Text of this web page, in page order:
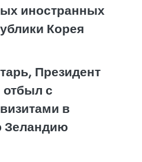
иностранных
Корея
Президент
отбыл с
в
Зеландию